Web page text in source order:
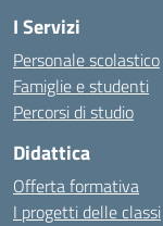
I Servizi
Personale scolastico
Famiglie e studenti
Percorsi di studio
Didattica
Offerta formativa
I progetti delle classi